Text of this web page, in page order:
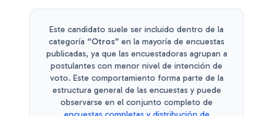
Este candidato suele ser incluido dentro de la
categoría “Otros” en la mayoría de encuestas
publicadas, ya que las encuestadoras agrupan a
postulantes con menor nivel de intención de
voto. Este comportamiento forma parte de la
estructura general de las encuestas y puede
observarse en el conjunto completo de